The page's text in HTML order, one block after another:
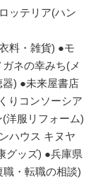
ッテリア(ハン
料・雑貨) ●モ
ネの幸みち(メ
) ●未来屋書店
りコンソーシア
洋服リフォーム)
ハウス キヌヤ
グッズ) ●兵庫県
・転職の相談)